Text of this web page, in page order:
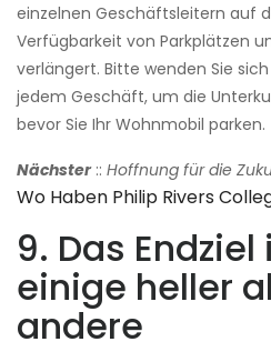
einzelnen Geschäftsleitern auf
Verfügbarkeit von Parkplätzen
verlängert. Bitte wenden Sie
jedem Geschäft, um die
bevor Sie Ihr Wohnmobil parken.
Nächster :: Hoffnung für die
Wo Haben Philip Rivers
9. Das
einige heller
andere